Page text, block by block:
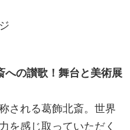
への讃歌！舞台と美術展
される葛飾北斎。世界
を感じ取っていただく